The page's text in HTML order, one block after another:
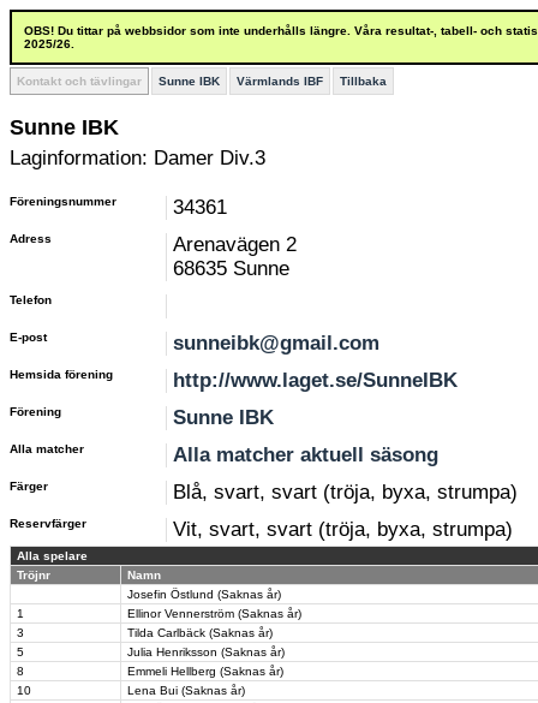
OBS! Du tittar på webbsidor som inte underhålls längre. Våra resultat-, tabell- och
2025/26.
Kontakt och tävlingar Sunne IBK Värmlands IBF Tillbaka
Sunne IBK
Laginformation: Damer Div.3
Föreningsnummer 34361
Adress
Arenavägen 2
68635 Sunne
Telefon
E-post sunneibk@gmail.com
Hemsida förening http://www.laget.se/SunneIBK
Förening Sunne IBK
Alla matcher Alla matcher aktuell säsong
Färger Blå, svart, svart (tröja, byxa, strumpa)
Reservfärger Vit, svart, svart (tröja, byxa, strumpa)
Alla spelare
Tröjnr
Namn
Josefin Östlund (Saknas år)
1
Ellinor Vennerström (Saknas år)
3
Tilda Carlbäck (Saknas år)
5
Julia Henriksson (Saknas år)
8
Emmeli Hellberg (Saknas år)
10
Lena Bui (Saknas år)